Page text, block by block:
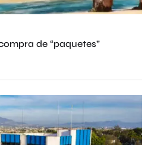
de “paquetes”